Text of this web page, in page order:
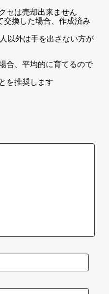
セは売却出来ません
交換した場合、作成済み
以外は手を出さない方が
合、平均的に育てるので
を推奨します